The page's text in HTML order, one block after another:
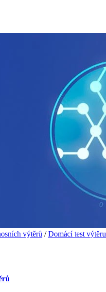
výtěrů /Domácí test výtěru